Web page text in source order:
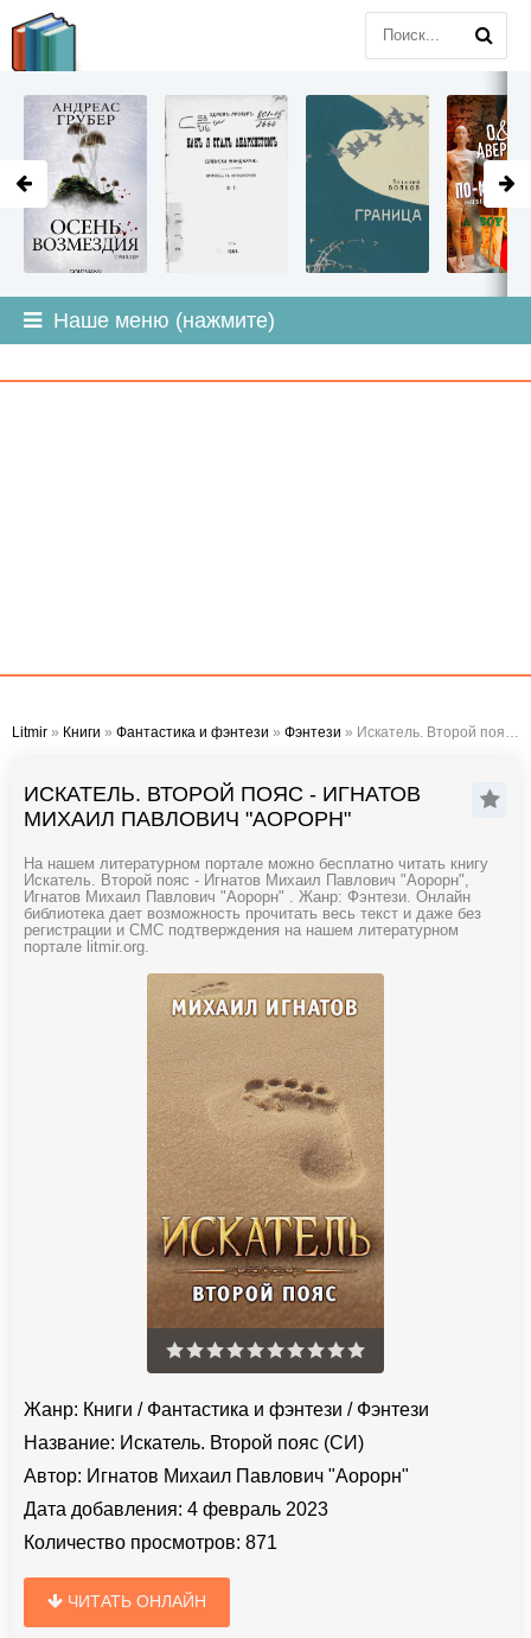
Наше меню (нажмите)
Litmir » Книги » Фантастика и фэнтези » Фэнтези » Искатель. Второй пояс - Игнатов Михаил Павлович "Аорорн"
ИСКАТЕЛЬ. ВТОРОЙ ПОЯС - ИГНАТОВ
МИХАИЛ ПАВЛОВИЧ "АОРОРН"
На нашем литературном портале можно бесплатно читать книгу
Искатель. Второй пояс - Игнатов Михаил Павлович "Аорорн",
Игнатов Михаил Павлович "Аорорн" . Жанр: Фэнтези. Онлайн
библиотека дает возможность прочитать весь текст и даже без
регистрации и СМС подтверждения на нашем литературном
портале litmir.org.
Жанр: Книги / Фантастика и фэнтези / Фэнтези
Название: Искатель. Второй пояс (СИ)
Автор: Игнатов Михаил Павлович "Аорорн"
Дата добавления: 4 февраль 2023
Количество просмотров: 871
ЧИТАТЬ ОНЛАЙН
LITMIR.ORG